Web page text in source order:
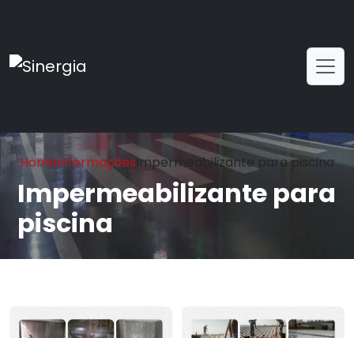
HomeInformaçõesImpermeabilizante para piscina
Impermeabilizante para
piscina